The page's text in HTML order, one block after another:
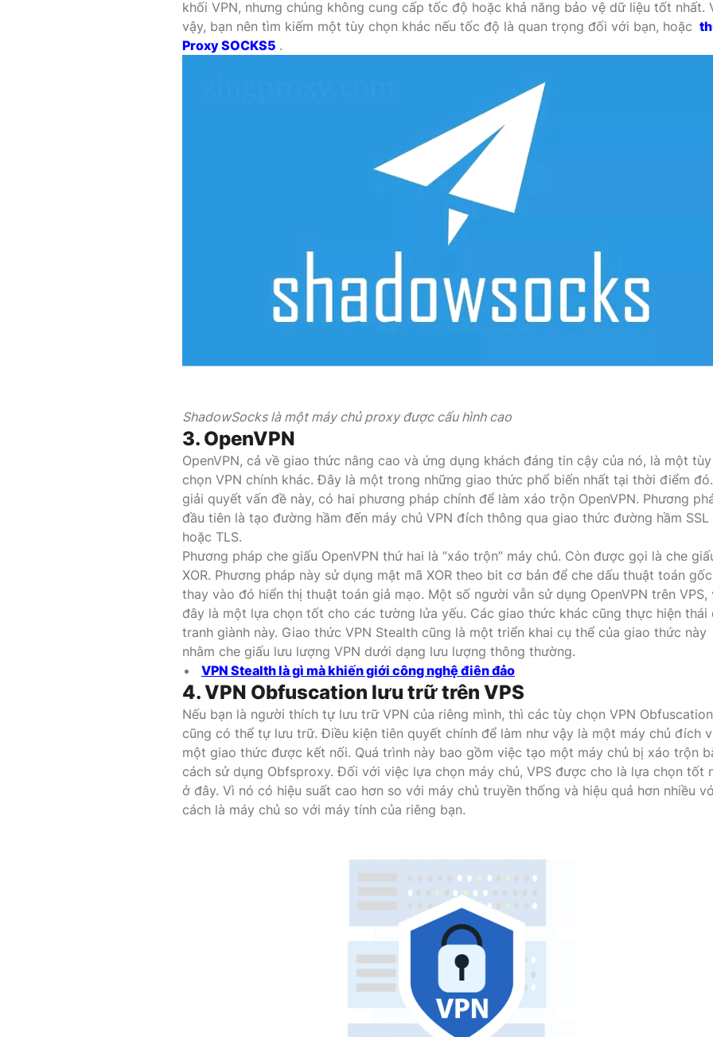
khối VPN, nhưng chúng không cung cấp tốc độ hoặc khả năng bảo vệ dữ liệu tốt nhất.
vậy, bạn nên tìm kiếm một tùy chọn khác nếu tốc độ là quan trọng đối với bạn, hoặc
Proxy SOCKS5 .
ShadowSocks là một máy chủ proxy được cấu hình cao
3. OpenVPN
OpenVPN, cả về giao thức nâng cao và ứng dụng khách đáng tin cậy của nó, là một tùy
chọn VPN chính khác. Đây là một trong những giao thức phổ biến nhất tại thời điểm
giải quyết vấn đề này, có hai phương pháp chính để làm xáo trộn OpenVPN. Phương
đầu tiên là tạo đường hầm đến máy chủ VPN đích thông qua giao thức đường hầm SSL
hoặc TLS.
Phương pháp che giấu OpenVPN thứ hai là “xáo trộn” máy chủ. Còn được gọi là che
XOR. Phương pháp này sử dụng mật mã XOR theo bit cơ bản để che dấu thuật toán
thay vào đó hiển thị thuật toán giả mạo. Một số người vẫn sử dụng OpenVPN trên VPS,
đây là một lựa chọn tốt cho các tường lửa yếu. Các giao thức khác cũng thực hiện thái
tranh giành này. Giao thức VPN Stealth cũng là một triển khai cụ thể của giao thức này
nhằm che giấu lưu lượng VPN dưới dạng lưu lượng thông thường.
VPN Stealth là gì mà khiến giới công nghệ điên đảo
4. VPN Obfuscation lưu trữ trên VPS
Nếu bạn là người thích tự lưu trữ VPN của riêng mình, thì các tùy chọn VPN Obfuscation
cũng có thể tự lưu trữ. Điều kiện tiên quyết chính để làm như vậy là một máy chủ đích
một giao thức được kết nối. Quá trình này bao gồm việc tạo một máy chủ bị xáo trộn
cách sử dụng Obfsproxy. Đối với việc lựa chọn máy chủ, VPS được cho là lựa chọn tốt
ở đây. Vì nó có hiệu suất cao hơn so với máy chủ truyền thống và hiệu quả hơn nhiều
cách là máy chủ so với máy tính của riêng bạn.